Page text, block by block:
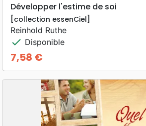
Développer l'estime de soi
[collection essenCiel]
Reinhold Ruthe
check Disponible
Prix
7,58 €